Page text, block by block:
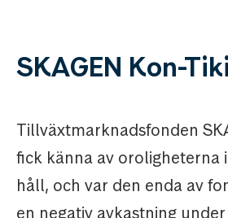
SKAGEN Kon-Tiki
Tillväxtmarknadsfonden
fick känna av oroligheterna
håll, och var den enda av
en negativ avkastning